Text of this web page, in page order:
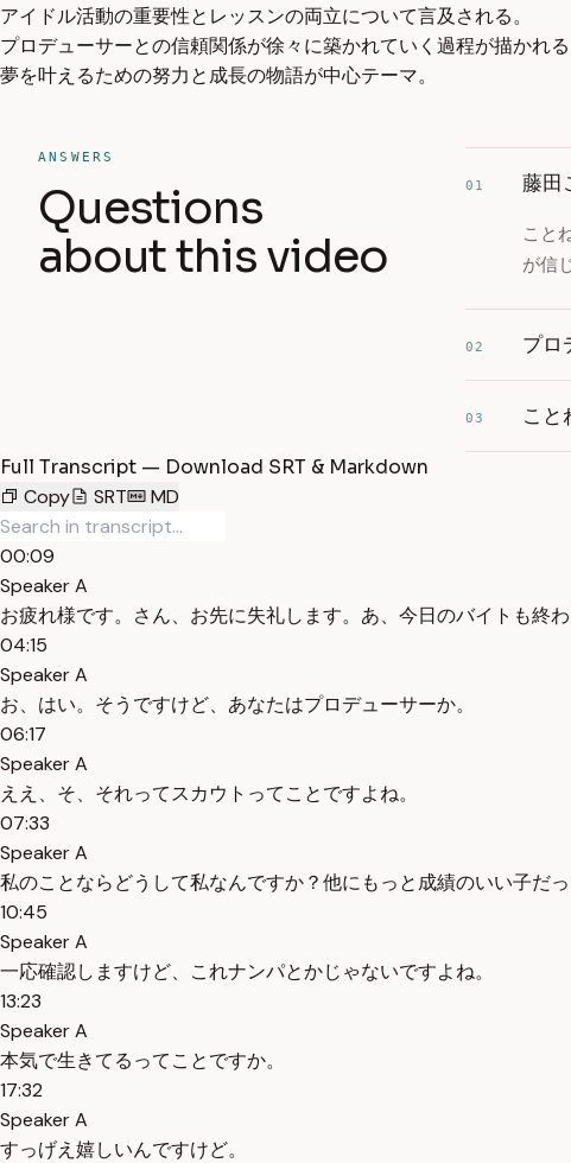
アイドル活動の重要性とレッスンの両立について言及される。
プロデューサーとの信頼関係が徐々に築かれていく過程が描かれる
夢を叶えるための努力と成長の物語が中心テーマ。
ANSWERS
Questions
about this video
01 藤田
こと
が信
02 プロ
03 こと
Full Transcript — Download SRT & Markdown
Copy
SRT MD
00:09
Speaker A
お疲れ様です。さん、お先に失礼します。あ、今日のバイトも終
04:15
Speaker A
お、はい。そうですけど、あなたはプロデューサーか。
06:17
Speaker A
ええ、そ、それってスカウトってことですよね。
07:33
Speaker A
私のことならどうして私なんですか？他にもっと成績のいい子だ
10:45
Speaker A
一応確認しますけど、これナンパとかじゃないですよね。
13:23
Speaker A
本気で生きてるってことですか。
17:32
Speaker A
すっげえ嬉しいんですけど。